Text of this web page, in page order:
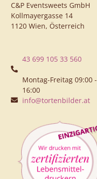
C&P Eventsweets GmbH
Kollmayergasse 14
1120 Wien, Österreich
43 699 105 33 560
Montag-Freitag 09:00 -
16:00
info@tortenbilder.at